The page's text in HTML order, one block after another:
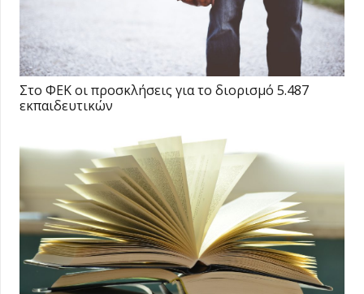
Στο ΦΕΚ οι προσκλήσεις για το διορισμό 5.487
εκπαιδευτικών